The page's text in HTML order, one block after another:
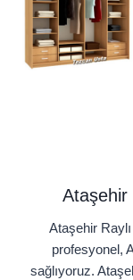
Ataşehir
Ataşehir
profesyonel,
sağlıyoruz.